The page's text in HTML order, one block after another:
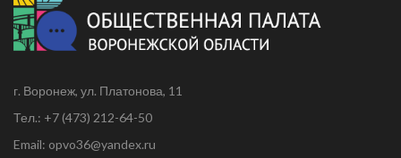
г. Воронеж, ул. Платонова, 11
Тел.: +7 (473) 212-64-50
Email: opvo36@yandex.ru